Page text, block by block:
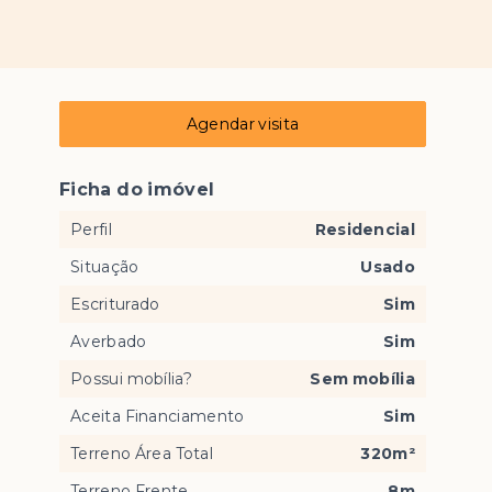
Agendar visita
Ficha do imóvel
Perfil
Residencial
Situação
Usado
Escriturado
Sim
Averbado
Sim
Possui mobília?
Sem mobília
Aceita Financiamento
Sim
Terreno Área Total
320m²